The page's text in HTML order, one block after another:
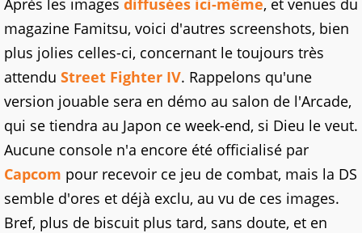
Après les images diffusées ici-même, et venues du
magazine Famitsu, voici d'autres screenshots, bien
plus jolies celles-ci, concernant le toujours très
attendu Street Fighter IV. Rappelons qu'une
version jouable sera en démo au salon de l'Arcade,
qui se tiendra au Japon ce week-end, si Dieu le veut.
Aucune console n'a encore été officialisé par
Capcom pour recevoir ce jeu de combat, mais la DS
semble d'ores et déjà exclu, au vu de ces images.
Bref, plus de biscuit plus tard, sans doute, et en